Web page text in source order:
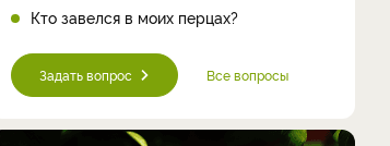
Кто завелся в моих перцах?
Задать вопрос Все вопросы